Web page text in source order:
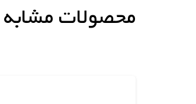
محصولات مشابه